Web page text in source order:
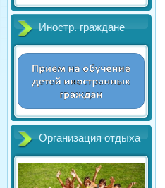
Иностр. граждане
Организация отдыха